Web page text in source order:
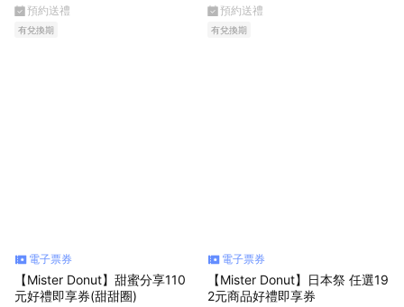
預約送禮
有兌換期
預約送禮
有兌換期
電子票券
【Mister Donut】甜蜜分享110
元好禮即享券(甜甜圈)
電子票券
【Mister Donut】日本祭 任選19
2元商品好禮即享券